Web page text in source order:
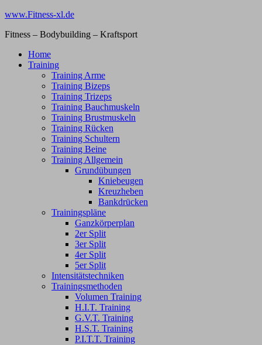
Zum
springen
www.Fitness-xl.de
Fitness – Bodybuilding – Kraftsport
Home
Training
Training Arme
Training Bizeps
Training Trizeps
Training Bauchmuskeln
Training Brustmuskeln
Training Rücken
Training Schultern
Training Beine
Training Allgemein
Grundübungen
Kniebeugen
Kreuzheben
Bankdrücken
Trainingspläne
Ganzkörperplan
2er Split
3er Split
4er Split
5er Split
Intensitätstechniken
Trainingsmethoden
Volumen Training
H.I.T. Training
G.V.T. Training
H.S.T. Training
P.I.T.T. Training